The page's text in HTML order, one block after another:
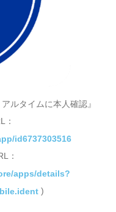
ルタイムに本人確認』
：
id6737303516
：
apps/details?
)